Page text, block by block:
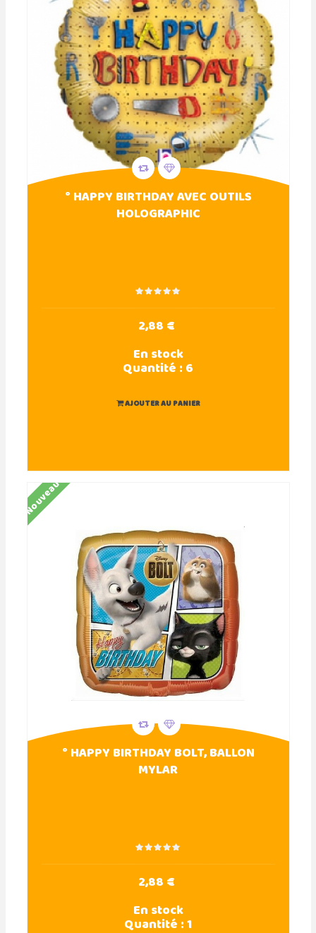
° HAPPY BIRTHDAY AVEC OUTILS
HOLOGRAPHIC
2,88 €
En stock
Quantité :6
AJOUTER AU PANIER
Nouveau
° HAPPY BIRTHDAY BOLT, BALLON
MYLAR
2,88 €
En stock
Quantité :1